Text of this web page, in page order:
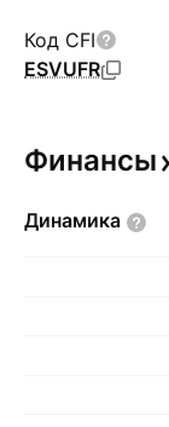
Код CFI
ESVUFR
Финансы
Динамика